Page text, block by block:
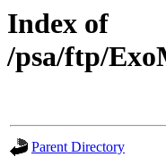
Index of
/psa/ftp/
Parent Directory